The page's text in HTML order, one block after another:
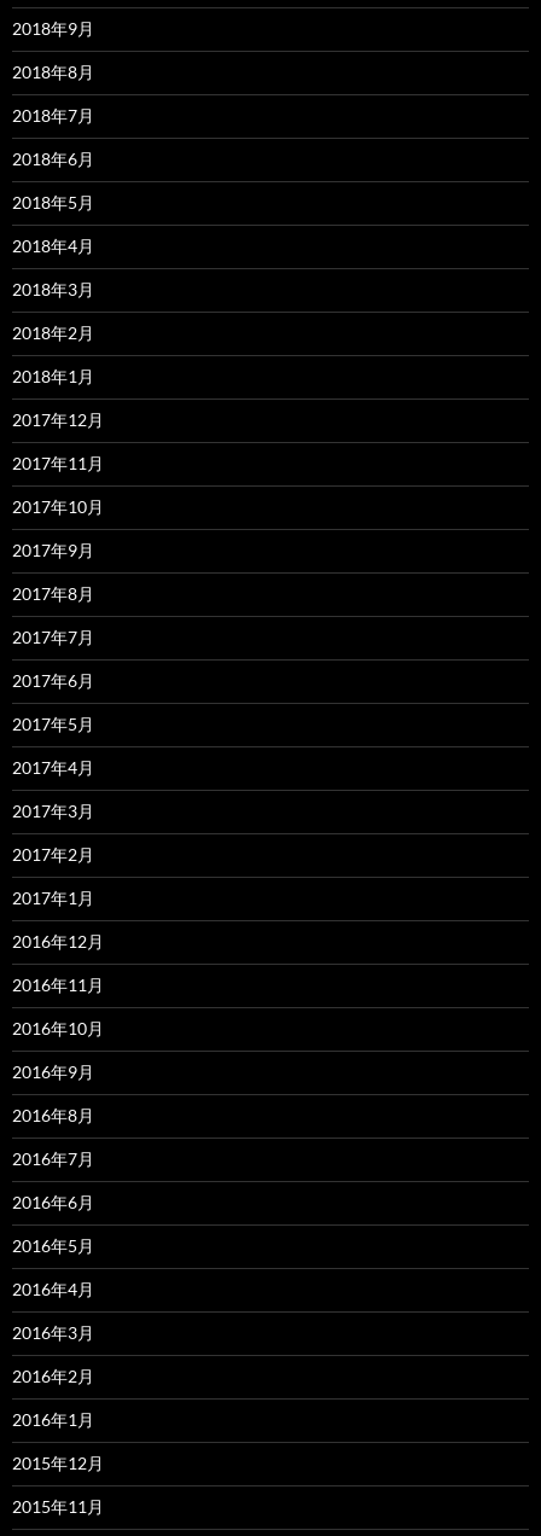
2018年9月
2018年8月
2018年7月
2018年6月
2018年5月
2018年4月
2018年3月
2018年2月
2018年1月
2017年12月
2017年11月
2017年10月
2017年9月
2017年8月
2017年7月
2017年6月
2017年5月
2017年4月
2017年3月
2017年2月
2017年1月
2016年12月
2016年11月
2016年10月
2016年9月
2016年8月
2016年7月
2016年6月
2016年5月
2016年4月
2016年3月
2016年2月
2016年1月
2015年12月
2015年11月